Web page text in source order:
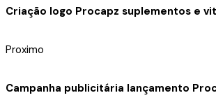
Criação logo Procapz suplementos e
Proximo
Campanha publicitária lançamento